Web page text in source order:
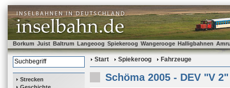
Borkum Juist Baltrum Langeoog Spiekeroog Wangerooge Halligbahnen
Strecken
Start Spiekeroog Fahrzeuge
Schöma 2005 - DEV "V 2"